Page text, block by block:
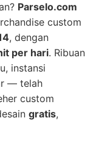
Parselo.com
custom
, dengan
per hari. Ribuan
instansi
— telah
custom
gratis,